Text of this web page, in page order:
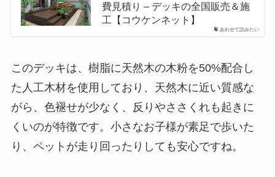
あわせて読みたい
費見積り – デッキの全国販売＆施
工【コウケンネット】
このデッキは、樹脂に天然木の木粉を50%配合し
た人工木材を使用しており、天然木に近い質感な
がら、色褪せが少なく、反りやささくれも起きに
くいのが特徴です。小さなお子様が素足で歩いた
り、ペットが走り回ったりしても安心ですね。